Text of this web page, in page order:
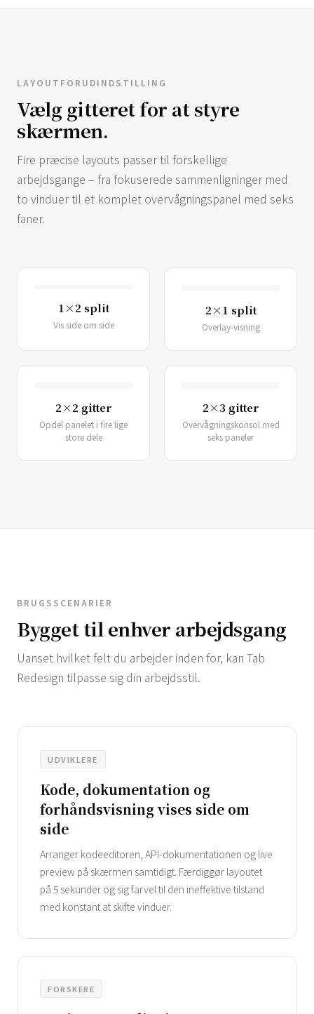
LAYOUTFORUDINDSTILLING
Vælg gitteret for at styre
skærmen.
Fire præcise layouts passer til forskellige
arbejdsgange – fra fokuserede sammenligninger med
to vinduer til et komplet overvågningspanel med seks
faner.
1×2 split
Vis side om side
2×1 split
Overlay-visning
2×2 gitter
Opdel panelet i fire lige
store dele
2×3 gitter
Overvågningskonsol med
seks paneler
BRUGSSCENARIER
Bygget til enhver arbejdsgang
Uanset hvilket felt du arbejder inden for, kan Tab
Redesign tilpasse sig din arbejdsstil.
UDVIKLERE
Kode, dokumentation og
forhåndsvisning vises side om
side
Arranger kodeeditoren, API-dokumentationen og live
preview på skærmen samtidigt. Færdiggør layoutet
på 5 sekunder og sig farvel til den ineffektive tilstand
med konstant at skifte vinduer.
FORSKERE